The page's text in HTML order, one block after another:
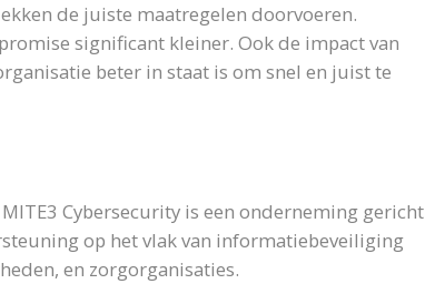
de juiste maatregelen doorvoeren.
significant kleiner. Ook de impact van
beter in staat is om snel en juist te
Cybersecurity is een onderneming gericht
op het vlak van informatiebeveiliging
en zorgorganisaties.